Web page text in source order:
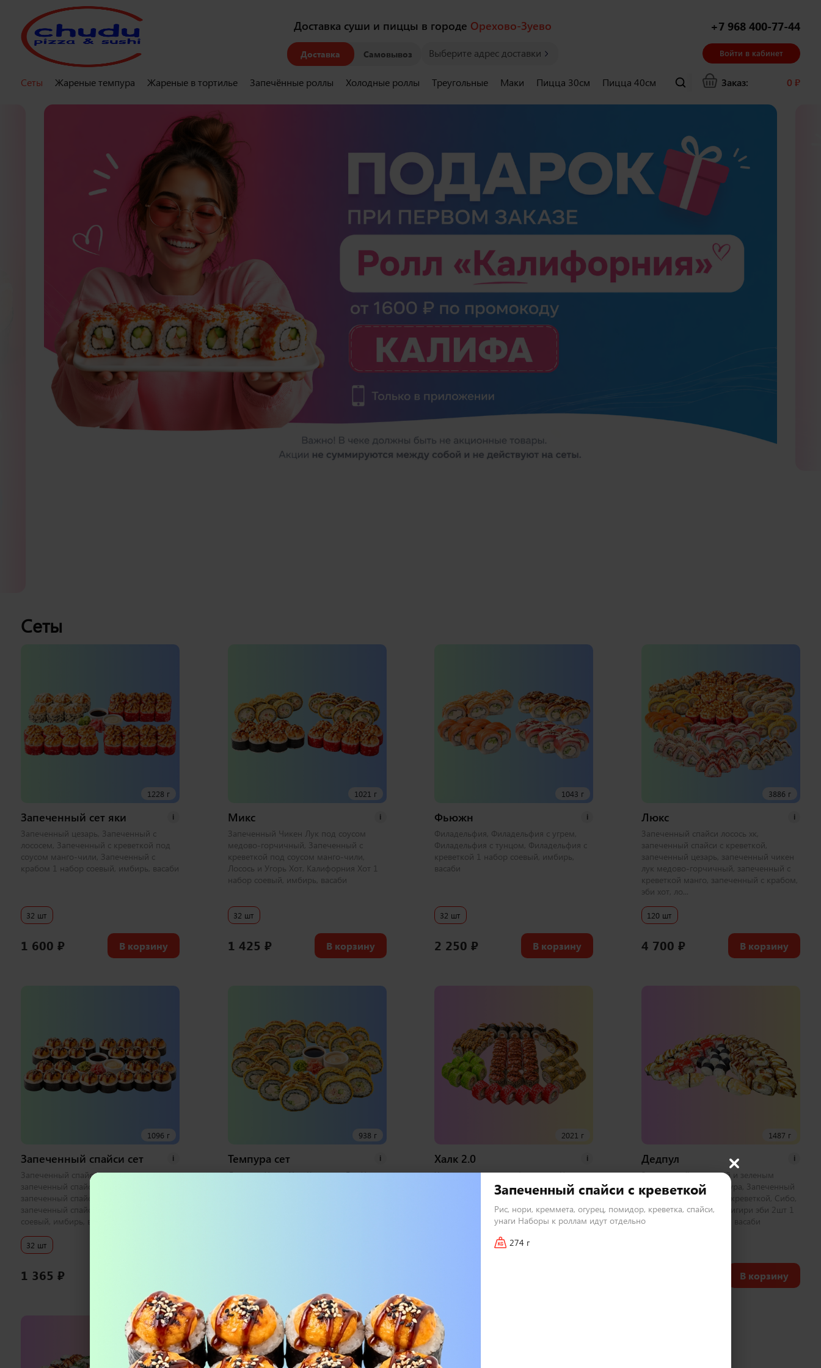
Доставка суши и пиццы в городе Орехово-Зуево
Доставка Самовывоз Выберите адрес доставки
+7 968 400-77-44
Войти в кабинет
Заказ: 0 ₽
Сеты Жареные темпура Жареные в тортилье Запечённые роллы Холодные роллы Треугольные Маки Пицца 30см Пицца 40см Суши и гунканы Хачапури
Сеты
1228 г
Запеченный сет яки i
Запеченный цезарь, Запеченный с
лососем, Запеченный с креветкой под
соусом манго-чили, Запеченный с
крабом 1 набор соевый, имбирь, васаби
32 шт
1 600 ₽ В корзину
1021 г
Микс i
Запеченный Чикен Лук под соусом
медово-горчичный, Запеченный с
креветкой под соусом манго-чили,
Лосось и Угорь Хот, Калифорния Хот 1
набор соевый, имбирь, васаби
32 шт
1 425 ₽ В корзину
1043 г
Фьюжн i
Филадельфия, Филадельфия с угрем,
Филадельфия с тунцом, Филадельфия с
креветкой 1 набор соевый, имбирь,
васаби
32 шт
2 250₽ В корзину
3886 г
Люкс i
Запеченный спайси лосось хк,
запеченный спайси с креветкой,
запеченный цезарь, запеченный чикен
лук медово-горчичный, запеченный с
креветкой манго, запеченный с крабом,
эби хот, ло...
120 шт
4 700₽ В корзину
1096 г
Запеченный спайси сет i
Запеченный спайси с лососем хк,
запеченный спайси с тунцом,
запеченный спайси с креветкой,
запеченный спайси с курицей 1 набор
соевый, имбирь, васаби
32 шт
1 365 ₽
938 г
Темпура сет i
Лосось и Угорь Хот, Курица и Лук Хот,
2021 г
Халк 2.0 i
Хосомаки с лососем, Фиш ролл, Чикен
фреш, Дон бекон, Сытный темпура,
Маки, Мистик темпура, Запеченный с
курицей, Запеченный спайси с крабом 2
набора соевый, имбирь, васаби
1487 г
Дедпул i
Запеченный с курицей и зеленым
луком, Овощной темпура, Запеченный
бонито, Калифорния с креветкой, Сибо,
Хосомаки с курицей, Нигири эби 2шт 1
набор соевый, имбирь, васаби
В корзину
Запеченный спайси с креветкой
Рис, нори, креммета, огурец, помидор, креветка, спайси,
унаги Наборы к роллам идут отдельно
274 г